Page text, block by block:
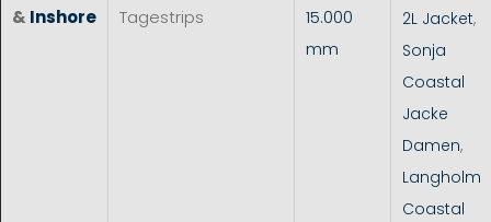
& Inshore
Tagestrips
15.000
mm
2L Jacket,
Sonja
Coastal
Jacke
Damen,
Langholm
Coastal